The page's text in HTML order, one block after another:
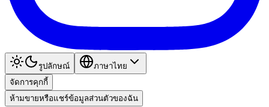
รูปลักษณ์
ภาษาไทย
จัดการคุกกี้
ห้ามขายหรือแชร์ข้อมูลส่วนตัวของฉัน